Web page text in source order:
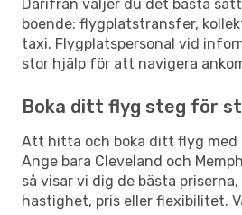
Därifrån väljer du det bästa
boende: flygplatstransfer,
taxi. Flygplatspersonal vid
stor hjälp för att navigera
Boka ditt flyg steg för
Att hitta och boka ditt flyg med
Ange bara Cleveland och
så visar vi dig de bästa
hastighet, pris eller flexibilitet.